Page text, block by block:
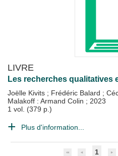
LIVRE
Les recherches qualitatives
Joëlle Kivits ; Frédéric Balard ;
Malakoff : Armand Colin ; 2023
1 vol. (379 p.)
Plus d'information...
1